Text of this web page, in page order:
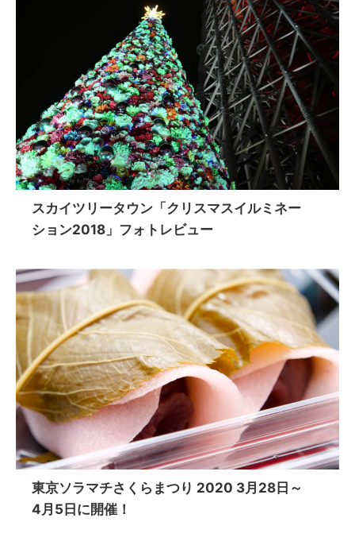
スカイツリータウン「クリスマスイルミネー
ション2018」フォトレビュー
東京ソラマチさくらまつり 2020 3月28日～
4月5日に開催！